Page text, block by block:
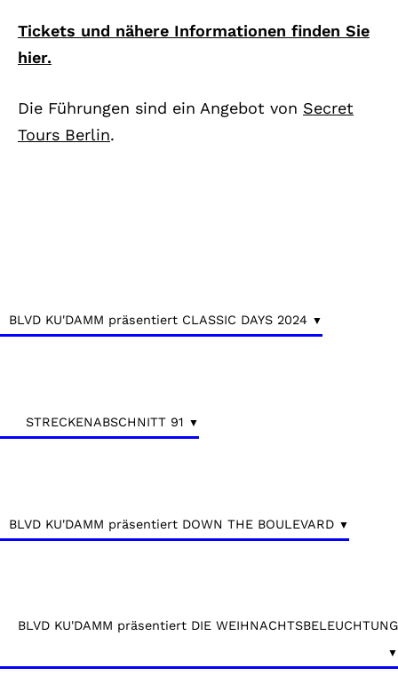
Tickets und nähere Informationen finden Sie
hier.
Die Führungen sind ein Angebot von Secret
Tours Berlin.
BLVD KU'DAMM präsentiert CLASSIC DAYS 2024
STRECKENABSCHNITT 91
BLVD KU'DAMM präsentiert DOWN THE BOULEVARD
BLVD KU'DAMM präsentiert DIE WEIHNACHTSBELEUCHTUNG